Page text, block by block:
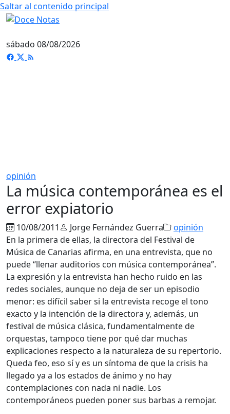
Saltar al contenido principal
sábado 08/08/2026
opinión
La música contemporánea es el
error expiatorio
10/08/2011 Jorge Fernández Guerra
opinión
En la primera de ellas, la directora del Festival de
Música de Canarias afirma, en una entrevista, que no
puede “llenar auditorios con música contemporánea”.
La expresión y la entrevista han hecho ruido en las
redes sociales, aunque no deja de ser un episodio
menor: es difícil saber si la entrevista recoge el tono
exacto y la intención de la directora y, además, un
festival de música clásica, fundamentalmente de
orquestas, tampoco tiene por qué dar muchas
explicaciones respecto a la naturaleza de su repertorio.
Queda feo, eso sí y es un síntoma de que la crisis ha
llegado ya a los estados de ánimo y no hay
contemplaciones con nada ni nadie. Los
contemporáneos pueden poner sus barbas a remojar.